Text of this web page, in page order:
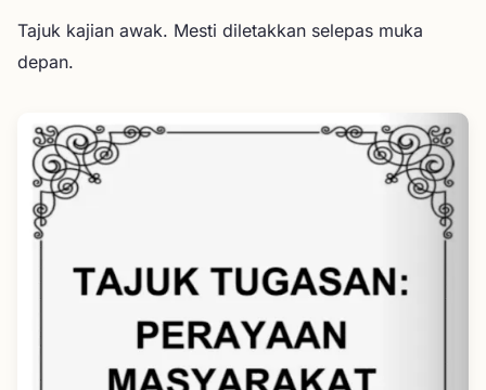
Tajuk kajian awak. Mesti diletakkan selepas muka
depan.